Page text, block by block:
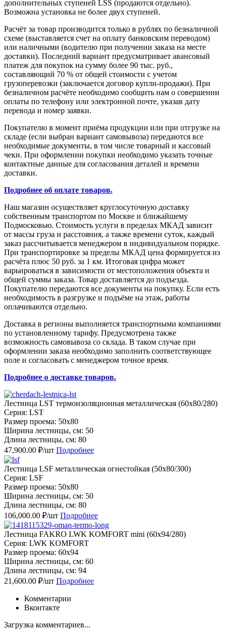
дополнительных ступеней LSS (продаются отдельно).
Возможна установка не более двух ступеней.
Расчёт за товар производится только в рублях по безналичной
схеме (выставляется счет на оплату банковским переводом)
или наличными (водителю при получении заказа на месте
доставки). Последний вариант предусматривает авансовый
платеж для покупок на сумму более 90 тыс. руб.,
составляющий 70 % от общей стоимости с учетом
грузоперевозки (заключается договор купли-продажи). При
безналичном расчёте необходимо сообщить нам о совершении
оплаты по телефону или электронной почте, указав дату
перевода и номер заявки.
Покупателю в момент приёма продукции или при отгрузке на
складе (если выбран вариант самовывоза) передаются все
необходимые документы, в том числе товарный и кассовый
чеки. При оформлении покупки необходимо указать точные
контактные данные для согласования деталей и времени
доставки.
Подробнее об оплате товаров.
Наш магазин осуществляет круглосуточную доставку
собственным транспортом по Москве и ближайшему
Подмосковью. Стоимость услуги в пределах МКАД зависит
от массы груза и расстояния, а также времени суток, каждый
заказ рассчитывается менеджером в индивидуальном порядке.
При транспортировке за пределы МКАД цена формируется из
расчёта плюс 50 руб. за 1 км. Итоговая цифра может
варьироваться в зависимости от местоположения объекта и
общей суммы заказа. Товар доставляется до подъезда.
Покупателю передаются все документы на покупку. Если есть
необходимость в разгрузке и подъёме на этаж, работы
оплачиваются отдельно.
Доставка в регионы выполняется транспортными компаниями
по установленному тарифу. Предусмотрена также
возможность самовывоза со склада. В таком случае при
оформлении заказа необходимо заполнить соответствующее
поле и согласовать с менеджером точное время.
Подробнее о доставке товаров.
Лестница LST термоизоляционная металлическая (60х80/280)
Серия: LST
Размер проема: 50x80
Ширина лестницы, см: 50
Длина лестницы, см: 80
47,900.00 ₽/шт Подробнее
Лестница LSF металлическая огнестойкая (50х80/300)
Серия: LSF
Размер проема: 50x80
Ширина лестницы, см: 50
Длина лестницы, см: 80
106,000.00 ₽/шт Подробнее
Лестница FAKRO LWK KOMFORT mini (60х94/280)
Серия: LWK KOMFORT
Размер проема: 60x94
Ширина лестницы, см: 60
Длина лестницы, см: 94
21,600.00 ₽/шт Подробнее
Комментарии
Вконтакте
Загрузка комментариев...